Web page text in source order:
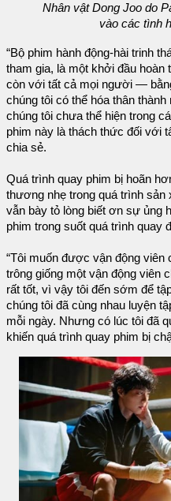
Nhân vật Dong Joo do
vào các tình
“Bộ phim hành động-hài trinh
tham gia, là một khởi đầu
còn với tất cả mọi người —
chúng tôi có thể hóa thân
chúng tôi chưa thể hiện trong
phim này là thách thức đối với
chia sẻ.
Quá trình quay phim bị hoãn
thương nhẹ trong quá trình sản
vẫn bày tỏ lòng biết ơn sự ủng
phim trong suốt quá trình quay
“Tôi muốn được vận động
trông giống một vận động viên
rất tốt, vì vậy tôi đến sớm để
chúng tôi đã cùng nhau luyện
mỗi ngày. Nhưng có lúc tôi đã
khiến quá trình quay phim bị